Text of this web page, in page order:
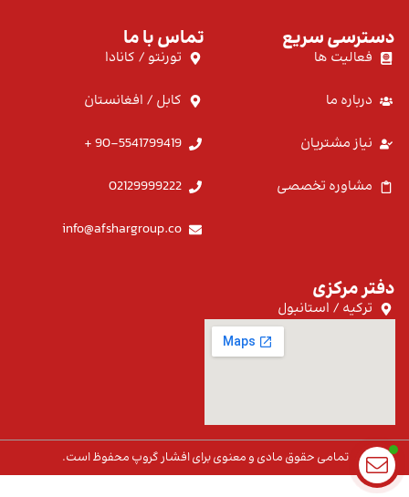
دسترسی سریع
فعالیت ها
درباره ما
نیاز مشتریان
مشاوره تخصصی
تماس با ما
تورنتو / کانادا
کابل / افغانستان
90-5541799419 +
02129999222
info@afshargroup.co
دفتر مرکزی
ترکیه / استانبول
تمامی حقوق مادی و معنوی برای افشار گروپ محفوظ است.